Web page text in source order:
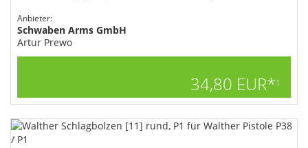
Anbieter:
Schwaben Arms GmbH
Artur Prewo
34,80 EUR*1